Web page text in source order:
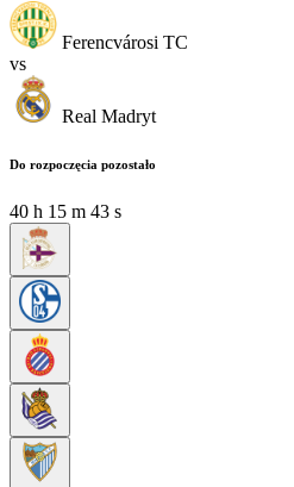
Ferencvárosi TC
vs
Real Madryt
Do rozpoczęcia pozostało
40 h 15 m 43 s